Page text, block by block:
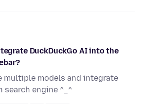
DuckDuckGo AI into the
multiple models and integrate
search engine ^_^